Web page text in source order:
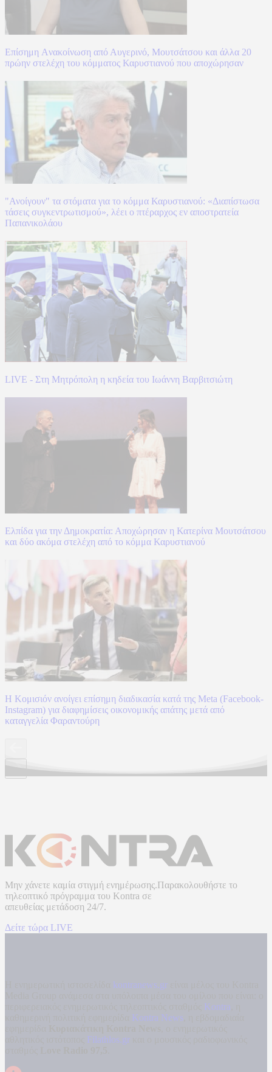
Επίσημη Aνακοίνωση από Αυγερινό, Μουτσάτσου και άλλα 20
πρώην στελέχη του κόμματος Καρυστιανού που αποχώρησαν
"Ανοίγουν" τα στόματα για το κόμμα Καρυστιανού: «Διαπίστωσα
τάσεις συγκεντρωτισμού», λέει ο πτέραρχος εν αποστρατεία
Παπανικολάου
LIVE - Στη Μητρόπολη η κηδεία του Ιωάννη Βαρβιτσιώτη
Ελπίδα για την Δημοκρατία: Αποχώρησαν η Κατερίνα Μουτσάτσου
και δύο ακόμα στελέχη από το κόμμα Καρυστιανού
Η Κομισιόν ανοίγει επίσημη διαδικασία κατά της Meta (Facebook-
Instagram) για διαφημίσεις οικονομικής απάτης μετά από
καταγγελία Φαραντούρη
Μην χάνετε καμία στιγμή ενημέρωσης.Παρακολουθήστε το
τηλεοπτικό πρόγραμμα του Kontra σε
απευθείας μετάδοση 24/7.
Δείτε τώρα LIVE
kontranews.gr
Kontra
Kontra News
Filathlos.gr